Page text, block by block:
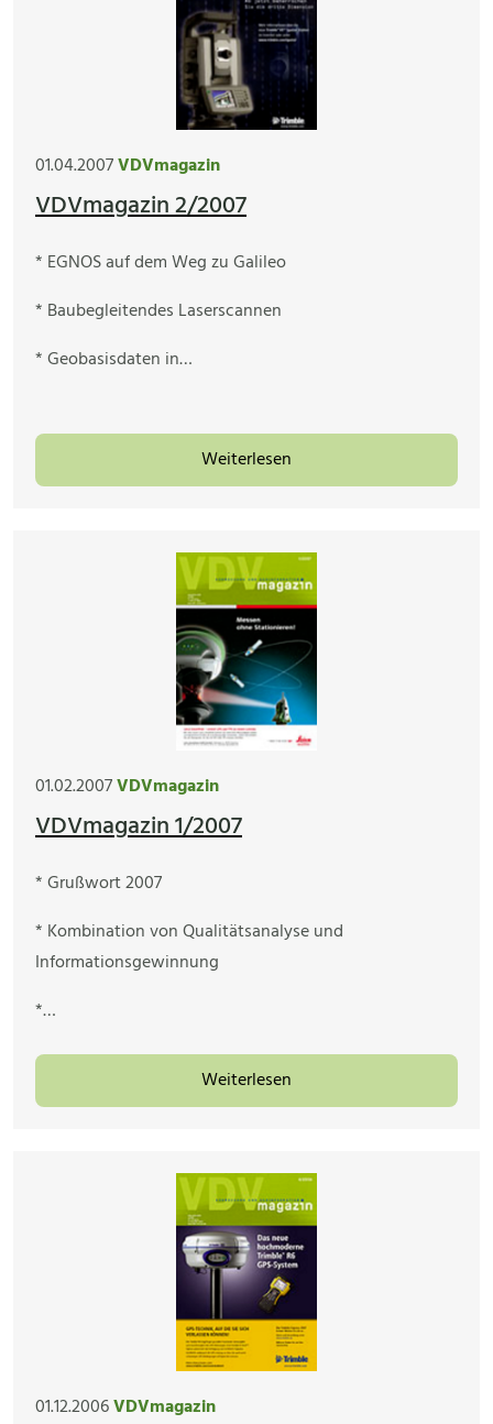
01.04.2007VDVmagazin
VDVmagazin 2/2007
* EGNOS auf dem Weg zu Galileo
* Baubegleitendes Laserscannen
* Geobasisdaten in…
Weiterlesen
01.02.2007VDVmagazin
VDVmagazin 1/2007
* Grußwort 2007
* Kombination von Qualitätsanalyse und
Informationsgewinnung
*…
Weiterlesen
01.12.2006VDVmagazin